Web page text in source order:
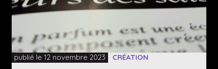
publié le 12 novembre 2023 CRÉATION